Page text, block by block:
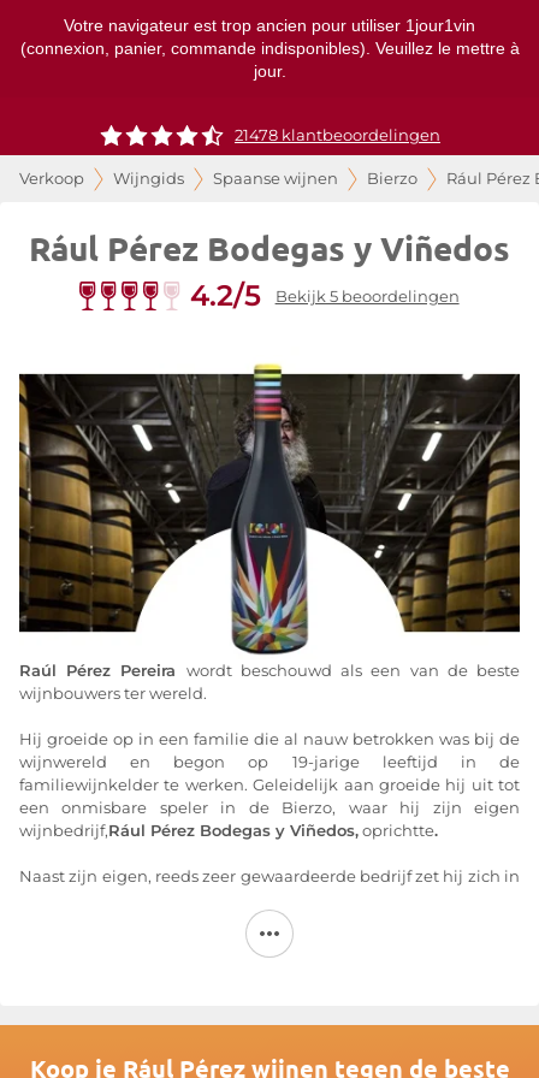
Votre navigateur est trop ancien pour utiliser 1jour1vin
(connexion, panier, commande indisponibles). Veuillez le mettre à
jour.
21478 klantbeoordelingen
Verkoop Wijngids Spaanse wijnen Bierzo Rául Pérez
Rául Pérez Bodegas y Viñedos
4.2/5 Bekijk 5 beoordelingen
Raúl Pérez Pereira wordt beschouwd als een van de beste
wijnbouwers ter wereld.
Hij groeide op in een familie die al nauw betrokken was bij de
wijnwereld en begon op 19-jarige leeftijd in de
familiewijnkelder te werken. Geleidelijk aan groeide hij uit tot
een onmisbare speler in de Bierzo, waar hij zijn eigen
wijnbedrijf,Rául Pérez Bodegas y Viñedos, oprichtte.
Naast zijn eigen, reeds zeer gewaardeerde bedrijf zet hij zich in
Appellaties , zoals Rías Baixas, Tierra de León en zelfs de Ribeira
Sacra. Hij wordt gezien als de belangrijkste speler achter de
van een wijn. Zijn prioriteit ligt niet bij de wijnbereiding, maar
Koop je Rául Pérez wijnen tegen de beste